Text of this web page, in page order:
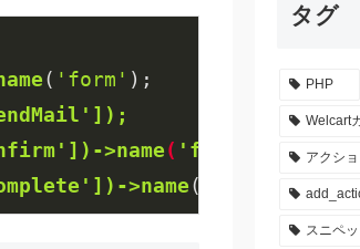
( 'form' );
>name( 'form.confirm'
>name(
タグ
PHP
Welcart
アクシ
スニペッ